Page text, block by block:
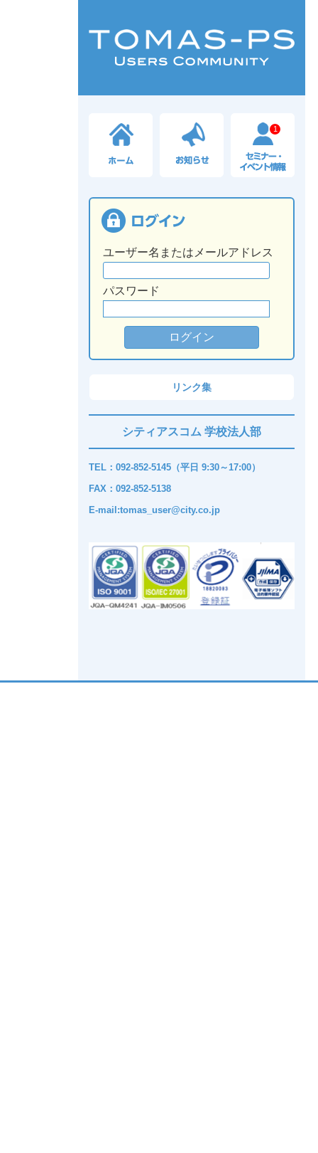
1
ユーザー名またはメールアドレス
パスワード
リンク集
シティアスコム 学校法人部
TEL：092-852-5145（平日 9:30～17:00）
FAX：092-852-5138
E-mail:tomas_user@city.co.jp